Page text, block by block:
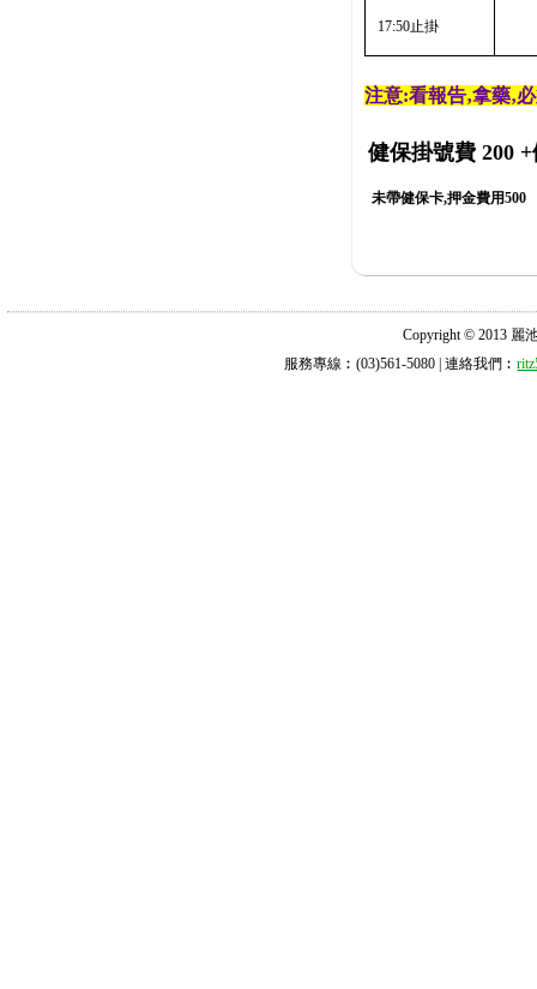
17:50止掛
注意:看報告‚拿藥‚
健保掛號費 200 +
未帶健保卡,押金費用500
Copyright © 2013 麗
服務專線︰(03)561-5080 | 連絡我們︰